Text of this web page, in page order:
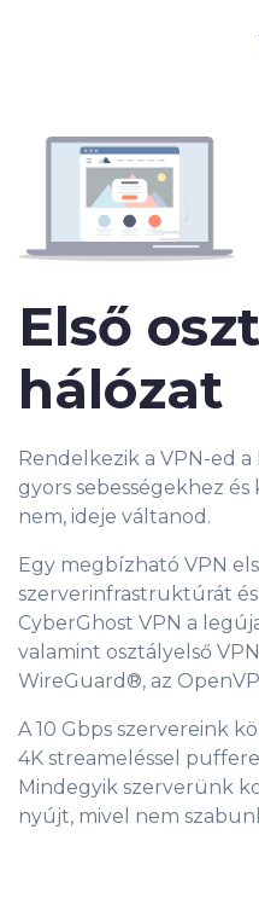
Első
hálózat
Rendelkezik a VPN-ed
gyors sebességekhez
nem, ideje váltanod.
Egy megbízható VPN
szerverinfrastruktúrát
CyberGhost VPN a
valamint osztályelső
WireGuard®, az
A 10 Gbps szervereink
4K streameléssel
Mindegyik szerverünk
nyújt, mivel nem